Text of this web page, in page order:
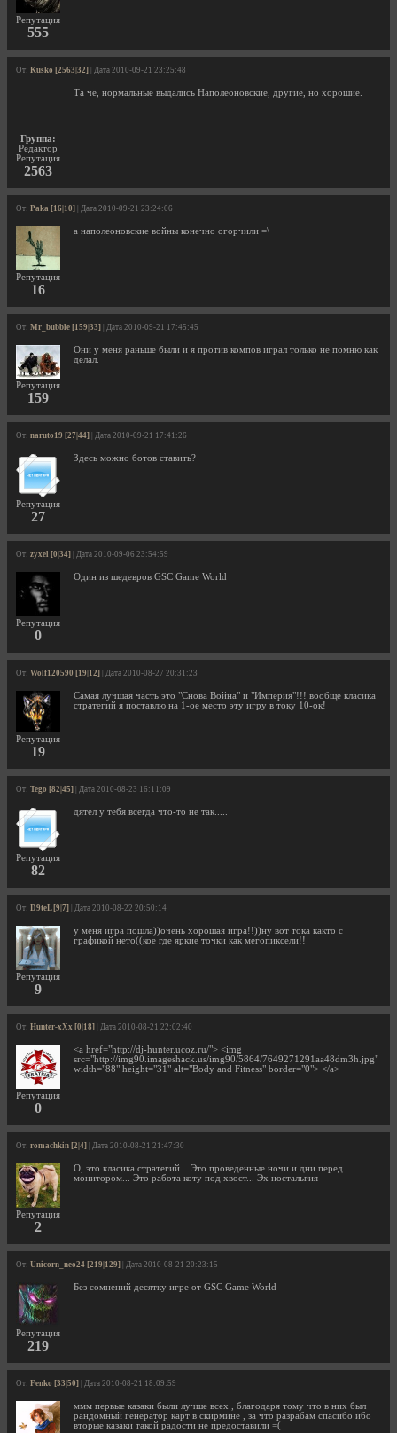
Репутация
555
От: Kusko [2563|32] | Дата 2010-09-21 23:25:48
Группа:
Редактор
Репутация
2563
Та чё, нормальные выдались Наполеоновские, другие, но хорошие.
От: Paka [16|10] | Дата 2010-09-21 23:24:06
Репутация
16
а наполеоновские войны конечно огорчили =\
От: Mr_bubble [159|33] | Дата 2010-09-21 17:45:45
Репутация
159
Они у меня раньше были и я против компов играл только не помню как
делал.
От: naruto19 [27|44] | Дата 2010-09-21 17:41:26
Репутация
27
Здесь можно ботов ставить?
От: zyxel [0|34] | Дата 2010-09-06 23:54:59
Репутация
0
Один из шедевров GSC Game World
От: Wolf120590 [19|12] | Дата 2010-08-27 20:31:23
Репутация
19
Самая лучшая часть это "Снова Война" и "Империя"!!! вообще класика
стратегий я поставлю на 1-ое место эту игру в току 10-ок!
От: Tego [82|45] | Дата 2010-08-23 16:11:09
Репутация
82
дятел у тебя всегда что-то не так.....
От: D9teL [9|7] | Дата 2010-08-22 20:50:14
Репутация
9
у меня игра пошла))очень хорошая игра!!))ну вот тока както с
графикой нето((кое где яркие точки как мегопиксели!!
От: Hunter-xXx [0|18] | Дата 2010-08-21 22:02:40
Репутация
0
<a href="http://dj-hunter.ucoz.ru/"> <img
src="http://img90.imageshack.us/img90/5864/7649271291aa48dm3h.jpg"
width="88" height="31" alt="Body and Fitness" border="0"> </a>
От: romachkin [2|4] | Дата 2010-08-21 21:47:30
Репутация
2
О, это класика стратегий... Это проведенные ночи и дни перед
монитором... Это работа коту под хвост... Эх ностальгия
От: Unicorn_neo24 [219|129] | Дата 2010-08-21 20:23:15
Репутация
219
Без сомнений десятку игре от GSC Game World
От: Fenko [33|50] | Дата 2010-08-21 18:09:59
ммм первые казаки были лучше всех , благодаря тому что в них был
рандомный генератор карт в скирмине , за что разрабам спасибо ибо
вторые казаки такой радости не предоставили =(